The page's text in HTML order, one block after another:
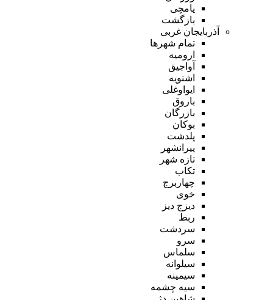
یامچی
بازگشت
آذربایجان غربی
تمام شهر‌ها
ارومیه
آواجیق
اشنویه
ایواوغلی
باروق
بازرگان
بوکان
پلدشت
پیرانشهر
تازه شهر
تکاب
چهاربرج
خوی
دیزج دیز
ربط
سردشت
سرو
سلماس
سیلوانه
سیمینه
سیه چشمه